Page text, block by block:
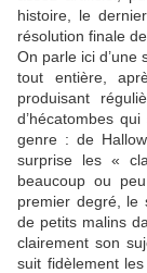
histoire, le
résolution finale de
On parle ici d’une
tout entière,
produisant
d’hécatombes
genre : de
surprise les «
beaucoup ou
premier degré, le
de petits malins
clairement son
suit fidèlement